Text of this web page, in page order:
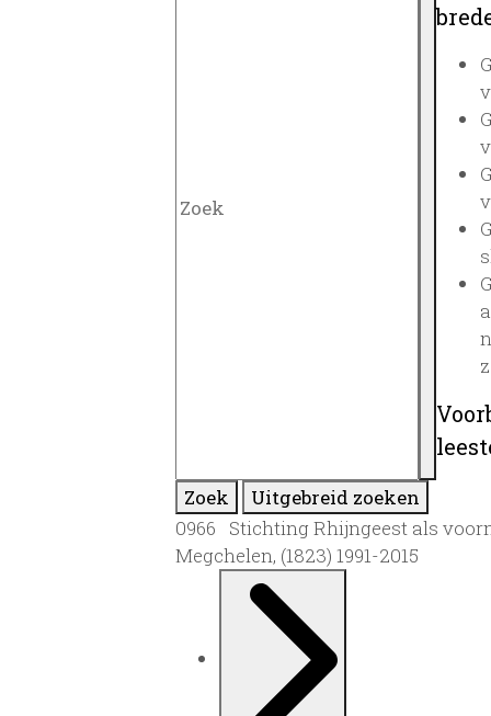
Zoek
Uitgebreid zoeken
0966 Stichting Rhijngeest als
Megchelen, (1823) 1991-2015